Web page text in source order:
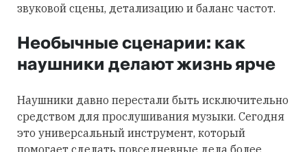
звуковой сцены, детализацию и баланс частот.
Необычные сценарии: как
наушники делают жизнь ярче
Наушники давно перестали быть исключительно
средством для прослушивания музыки. Сегодня
это универсальный инструмент, который
помогает сделать повседневные дела более